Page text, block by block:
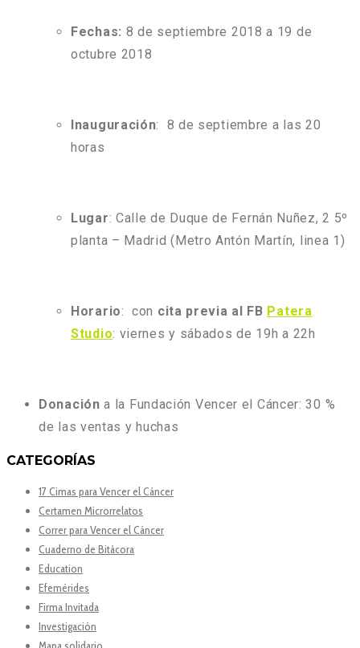
Fechas: 8 de septiembre 2018 a 19 de
octubre 2018
Inauguración: 8 de septiembre a las 20
horas
Lugar: Calle de Duque de Fernán Nuñez, 2 5º
planta – Madrid (Metro Antón Martín, linea 1)
Horario: con cita previa al FB Patera
Studio: viernes y sábados de 19h a 22h
Donación a la Fundación Vencer el Cáncer: 30 %
de las ventas y huchas
CATEGORÍAS
17 Cimas para Vencer el Cáncer
Certamen Microrrelatos
Correr para Vencer el Cáncer
Cuaderno de Bitácora
Education
Efemérides
Firma Invitada
Investigación